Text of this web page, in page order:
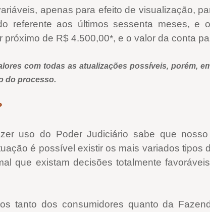
apenas para efeito de visualização,
referente aos últimos sessenta meses,
de R$ 4.500,00*, e o valor da conta
com todas as atualizações possíveis, porém,
do processo.
uso do Poder Judiciário sabe que
é possível existir os mais variados tipos
que existam decisões totalmente
tanto dos consumidores quanto da